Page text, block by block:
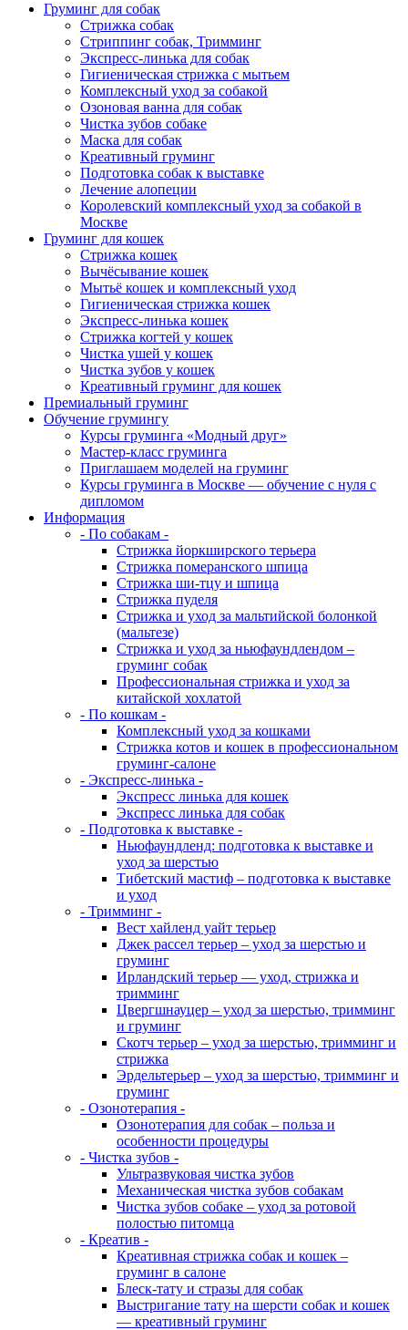
Груминг для собак
Стрижка собак
Стриппинг собак, Тримминг
Экспресс-линька для собак
Гигиеническая стрижка с мытьем
Комплексный уход за собакой
Озоновая ванна для собак
Чистка зубов собаке
Маска для собак
Креативный груминг
Подготовка собак к выставке
Лечение алопеции
Королевский комплексный уход за собакой в
Москве
Груминг для кошек
Стрижка кошек
Вычёсывание кошек
Мытьё кошек и комплексный уход
Гигиеническая стрижка кошек
Экспресс-линька кошек
Стрижка когтей у кошек
Чистка ушей у кошек
Чистка зубов у кошек
Креативный груминг для кошек
Премиальный груминг
Обучение грумингу
Курсы груминга «Модный друг»
Мастер-класс груминга
Приглашаем моделей на груминг
Курсы груминга в Москве — обучение с нуля с
дипломом
Информация
- По собакам -
Стрижка йоркширского терьера
Стрижка померанского шпица
Стрижка ши-тцу и шпица
Стрижка пуделя
Стрижка и уход за мальтийской болонкой
(мальтезе)
Стрижка и уход за ньюфаундлендом –
груминг собак
Профессиональная стрижка и уход за
китайской хохлатой
- По кошкам -
Комплексный уход за кошками
Стрижка котов и кошек в профессиональном
груминг-салоне
- Экспресс-линька -
Экспресс линька для кошек
Экспресс линька для собак
- Подготовка к выставке -
Ньюфаундленд: подготовка к выставке и
уход за шерстью
Тибетский мастиф – подготовка к выставке
и уход
- Тримминг -
Вест хайленд уайт терьер
Джек рассел терьер – уход за шерстью и
груминг
Ирландский терьер — уход, стрижка и
тримминг
Цвергшнауцер – уход за шерстью, тримминг
и груминг
Скотч терьер – уход за шерстью, тримминг и
стрижка
Эрдельтерьер – уход за шерстью, тримминг и
груминг
- Озонотерапия -
Озонотерапия для собак – польза и
особенности процедуры
- Чистка зубов -
Ультразвуковая чистка зубов
Механическая чистка зубов собакам
Чистка зубов собаке – уход за ротовой
полостью питомца
- Креатив -
Креативная стрижка собак и кошек –
груминг в салоне
Блеск-тату и стразы для собак
Выстригание тату на шерсти собак и кошек
— креативный груминг